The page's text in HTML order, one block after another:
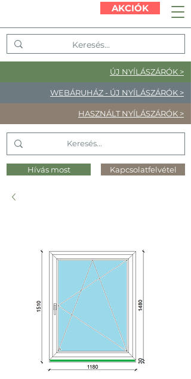
ÚJ NYÍLÁSZÁRÓK >
WEBÁRUHÁZ - ÚJ NYÍLÁSZÁRÓK >
HASZNÁLT NYÍLÁSZÁRÓK >
AKCIÓK
Hívás most Kapcsolatfelvétel